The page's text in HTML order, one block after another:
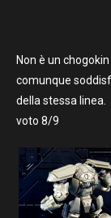
Non è un
comunque
della stessa linea.
voto 8/9